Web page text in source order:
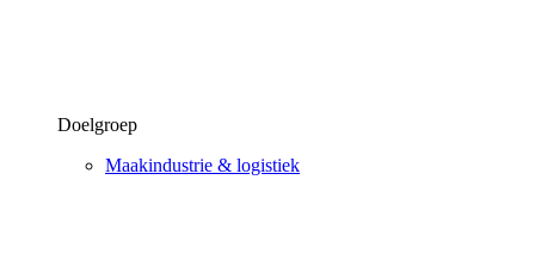
Doelgroep
Maakindustrie & logistiek